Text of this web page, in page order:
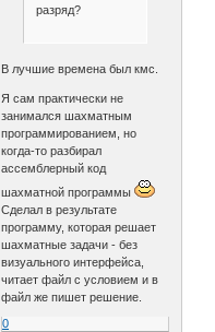
разряд?
В лучшие времена был кмс.
Я сам практически не
занимался шахматным
программированием, но
когда-то разбирал
ассемблерный код
шахматной программы
Сделал в результате
программу, которая решает
шахматные задачи - без
визуального интерфейса,
читает файл с условием и в
файл же пишет решение.
0